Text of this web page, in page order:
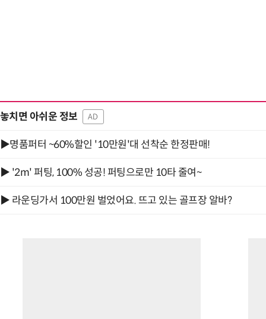
놓치면 아쉬운 정보 AD
▶명품퍼터 ~60%할인 '10만원'대 선착순 한정판매!
▶ '2m' 퍼팅, 100% 성공! 퍼팅으로만 10타 줄여~
▶ 라운딩가서 100만원 벌었어요. 뜨고 있는 골프장 알바?